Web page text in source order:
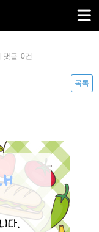
댓글 0건
목록